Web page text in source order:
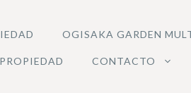
OGISAKA GARDEN
CONTACTO